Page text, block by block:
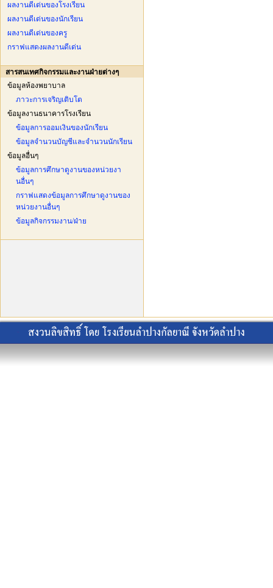
ผลงานดีเด่นของโรงเรียน
ผลงานดีเด่นของนักเรียน
ผลงานดีเด่นของครู
กราฟแสดงผลงานดีเด่น
สารสนเทศกิจกรรมและงานฝ่ายต่างๆ
ข้อมูลห้องพยาบาล
ภาวะการเจริญเติบโต
ข้อมูลงานธนาคารโรงเรียน
ข้อมูลการออมเงินของนักเรียน
ข้อมูลจำนวนบัญชีและจำนวนนักเรียน
ข้อมูลอื่นๆ
ข้อมูลการศึกษาดูงานของหน่วยงา
นอื่นๆ
กราฟแสดงข้อมูลการศึกษาดูงานของ
หน่วยงานอื่นๆ
ข้อมูลกิจกรรมงาน/ฝ่าย